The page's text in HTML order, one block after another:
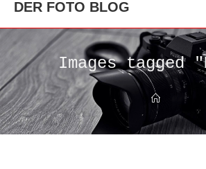
DER FOTO BLOG
Images tagged